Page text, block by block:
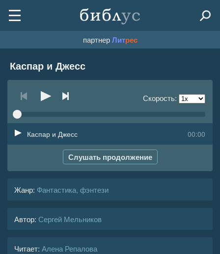
партнерЛитрес
Каспар и Джесс
Скорость:
00:00
Каспар и Джесс
Слушать продолжение
Жанр: Фантастика, фэнтези
Автор: Сергей Мельников
Читает: Алена Репалова